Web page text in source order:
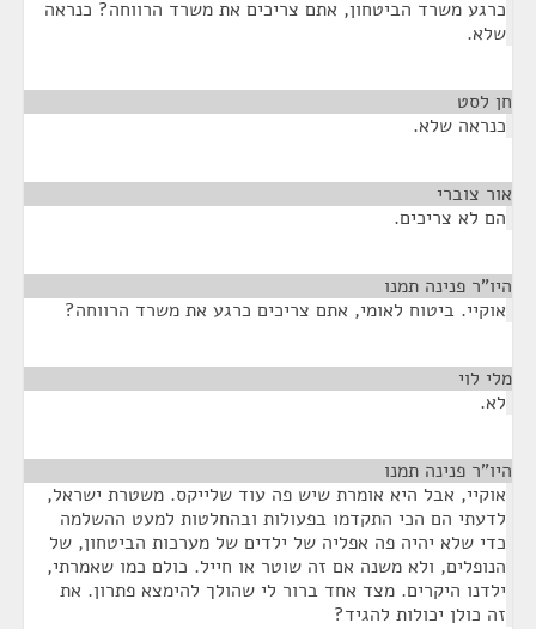
כרגע משרד הביטחון, אתם צריכים את משרד הרווחה? כנראה
שלא.
חן לסט
כנראה שלא.
אור צוברי
הם לא צריכים.
היו"ר פנינה תמנו
אוקיי. ביטוח לאומי, אתם צריכים כרגע את משרד הרווחה?
מלי לוי
לא.
היו"ר פנינה תמנו
אוקיי, אבל היא אומרת שיש פה עוד שלייקס. משטרת ישראל,
לדעתי הם הכי התקדמו בפעולות ובהחלטות למעט ההשלמה
כדי שלא יהיה פה אפליה של ילדים של מערכות הביטחון, של
הנופלים, ולא משנה אם זה שוטר או חייל. כולם כמו שאמרתי,
ילדנו היקרים. מצד אחד ברור לי שהולך להימצא פתרון. את
זה כולן יכולות להגיד?